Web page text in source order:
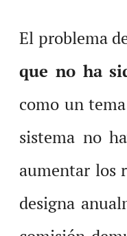
El problema
que no ha
como un
sistema no
aumentar los
designa